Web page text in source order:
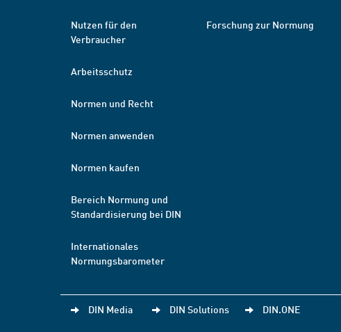
Nutzen für den
Verbraucher
Arbeitsschutz
Normen und Recht
Normen anwenden
Normen kaufen
Bereich Normung und
Standardisierung bei DIN
Internationales
Normungsbarometer
Forschung zur Normung
DIN Media DIN Solutions DIN.ONE